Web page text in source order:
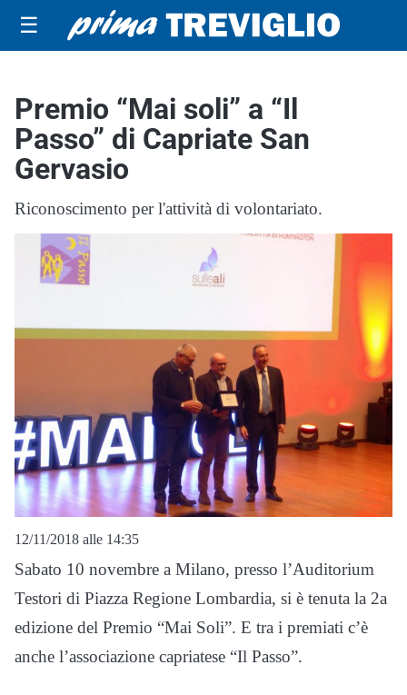
☰
Premio “Mai soli” a “Il
Passo” di Capriate San
Gervasio
Riconoscimento per l'attività di volontariato.
12/11/2018 alle 14:35
Sabato 10 novembre a Milano, presso l’Auditorium
Testori di Piazza Regione Lombardia, si è tenuta la 2a
edizione del Premio “Mai Soli”. E tra i premiati c’è
anche l’associazione capriatese “Il Passo”.